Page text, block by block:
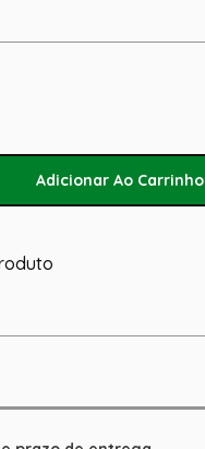
Adicionar Ao Carrinho